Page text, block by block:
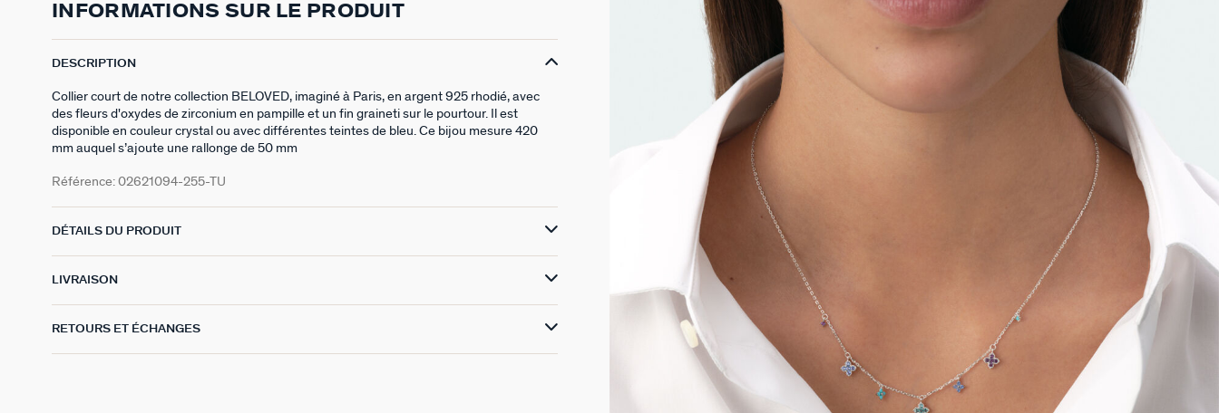
INFORMATIONS SUR LE PRODUIT
DESCRIPTION
Collier court de notre collection BELOVED, imaginé à Paris, en argent 925 rhodié, avec
des fleurs d'oxydes de zirconium en pampille et un fin graineti sur le pourtour. Il est
disponible en couleur crystal ou avec différentes teintes de bleu. Ce bijou mesure 420
mm auquel s’ajoute une rallonge de 50 mm
Référence: 02621094-255-TU
DÉTAILS DU PRODUIT
LIVRAISON
RETOURS ET ÉCHANGES